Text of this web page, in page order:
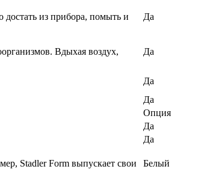
из прибора, помыть и
Да
Вдыхая воздух,
Да
Да
Да
Опция
Да
Да
Stadler Form выпускает свои
Белый